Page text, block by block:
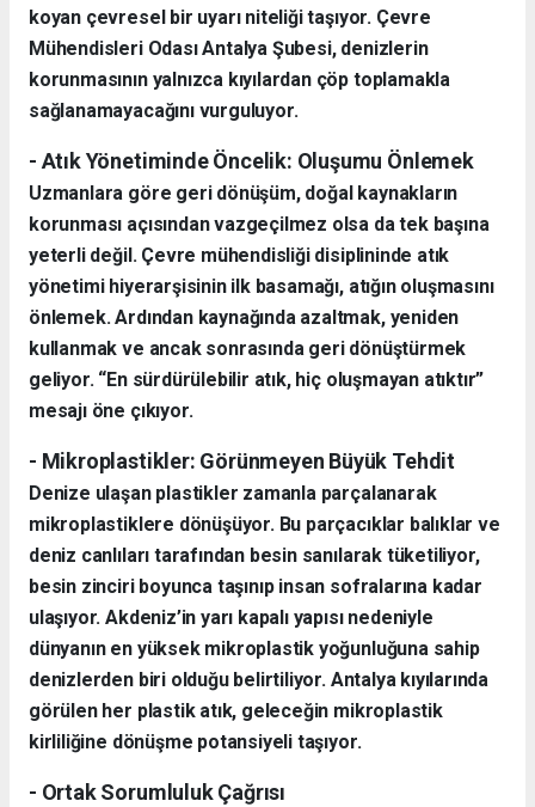
koyan çevresel bir uyarı niteliği taşıyor. Çevre
Mühendisleri Odası Antalya Şubesi, denizlerin
korunmasının yalnızca kıyılardan çöp toplamakla
sağlanamayacağını vurguluyor.
- Atık Yönetiminde Öncelik: Oluşumu Önlemek
Uzmanlara göre geri dönüşüm, doğal kaynakların
korunması açısından vazgeçilmez olsa da tek başına
yeterli değil. Çevre mühendisliği disiplininde atık
yönetimi hiyerarşisinin ilk basamağı, atığın oluşmasını
önlemek. Ardından kaynağında azaltmak, yeniden
kullanmak ve ancak sonrasında geri dönüştürmek
geliyor. “En sürdürülebilir atık, hiç oluşmayan atıktır”
mesajı öne çıkıyor.
- Mikroplastikler: Görünmeyen Büyük Tehdit
Denize ulaşan plastikler zamanla parçalanarak
mikroplastiklere dönüşüyor. Bu parçacıklar balıklar ve
deniz canlıları tarafından besin sanılarak tüketiliyor,
besin zinciri boyunca taşınıp insan sofralarına kadar
ulaşıyor. Akdeniz’in yarı kapalı yapısı nedeniyle
dünyanın en yüksek mikroplastik yoğunluğuna sahip
denizlerden biri olduğu belirtiliyor. Antalya kıyılarında
görülen her plastik atık, geleceğin mikroplastik
kirliliğine dönüşme potansiyeli taşıyor.
- Ortak Sorumluluk Çağrısı